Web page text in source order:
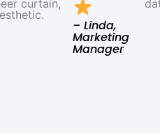
– Linda,
Marketing
Manager